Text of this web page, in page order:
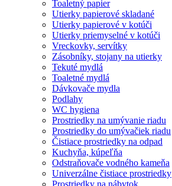
Toaletný papier
Utierky papierové skladané
Utierky papierové v kotúči
Utierky priemyselné v kotúči
Vreckovky, servítky
Zásobníky, stojany na utierky
Tekuté mydlá
Toaletné mydlá
Dávkovače mydla
Podlahy
WC hygiena
Prostriedky na umývanie riadu
Prostriedky do umývačiek riadu
Čistiace prostriedky na odpad
Kuchyňa, kúpeľňa
Odstraňovače vodného kameňa
Univerzálne čistiace prostriedky
Prostriedky na nábytok